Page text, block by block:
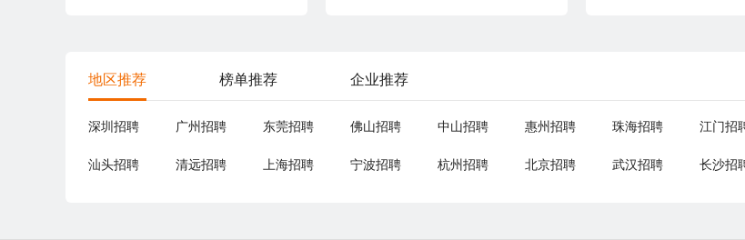
地区推荐 榜单推荐 企业推荐
深圳招聘 广州招聘 东莞招聘 佛山招聘 中山招聘 惠州招聘 珠海招聘 江门招
汕头招聘 清远招聘 上海招聘 宁波招聘 杭州招聘 北京招聘 武汉招聘 长沙招